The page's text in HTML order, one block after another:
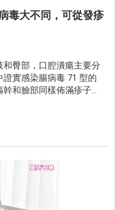
毒大不同，可從發疹
臀部，口腔潰瘍主要分
實感染腸病毒 71 型的
和臉部同樣佈滿疹子；
舌頭，以上表現都跟典